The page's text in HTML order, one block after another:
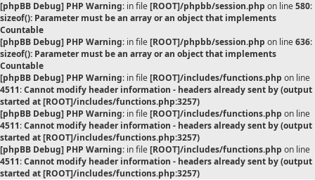
[phpBB Debug] PHP Warning: in file[ROOT]/phpbb/session.php on line580:
sizeof(): Parameter must be an array or an object that implements
Countable
[phpBB Debug] PHP Warning: in file[ROOT]/phpbb/session.php on line636:
sizeof(): Parameter must be an array or an object that implements
Countable
[phpBB Debug] PHP Warning: in file[ROOT]/includes/functions.php on line
4511:Cannot modify header information - headers already sent by (output
started at [ROOT]/includes/functions.php:3257)
[phpBB Debug] PHP Warning: in file[ROOT]/includes/functions.php on line
4511:Cannot modify header information - headers already sent by (output
started at [ROOT]/includes/functions.php:3257)
[phpBB Debug] PHP Warning: in file[ROOT]/includes/functions.php on line
4511:Cannot modify header information - headers already sent by (output
started at [ROOT]/includes/functions.php:3257)